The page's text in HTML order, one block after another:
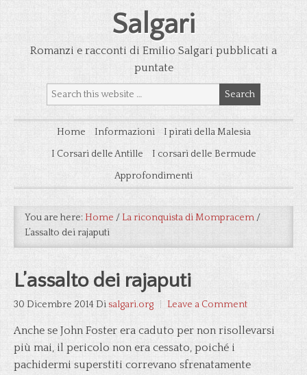
Salgari
Romanzi e racconti di Emilio Salgari pubblicati a
puntate
Home Informazioni
I pirati della Malesia
I Corsari delle Antille
I corsari delle Bermude
Approfondimenti
You are here: Home /La riconquista di Mompracem /
L’assalto dei rajaputi
L’assalto dei rajaputi
30 Dicembre 2014 Di salgari.org Leave a Comment
Anche se John Foster era caduto per non risollevarsi
più mai, il pericolo non era cessato, poiché i
pachidermi superstiti correvano sfrenatamente